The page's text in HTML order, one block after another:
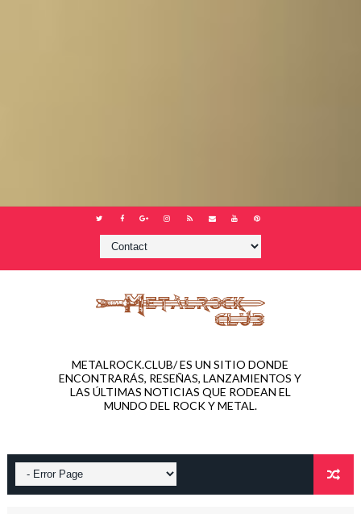
METALROCK.CLUB/ ES UN SITIO DONDE
ENCONTRARÁS, RESEÑAS, LANZAMIENTOS Y
LAS ÚLTIMAS NOTICIAS QUE RODEAN EL
MUNDO DEL ROCK Y METAL.